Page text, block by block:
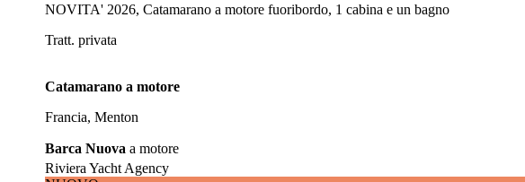
NOVITA' 2026, Catamarano a motore fuoribordo, 1 cabina e un bagno
Tratt. privata
Catamarano a motore
Francia, Menton
Barca Nuova a motore
Riviera Yacht Agency